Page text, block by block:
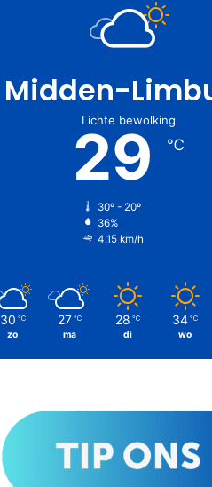
Midden-
Lichte bewolking
29 ℃
30º - 20º
36%
4.15 km/h
30 ℃
zo
27 ℃
ma
28 ℃
di
34 ℃
wo